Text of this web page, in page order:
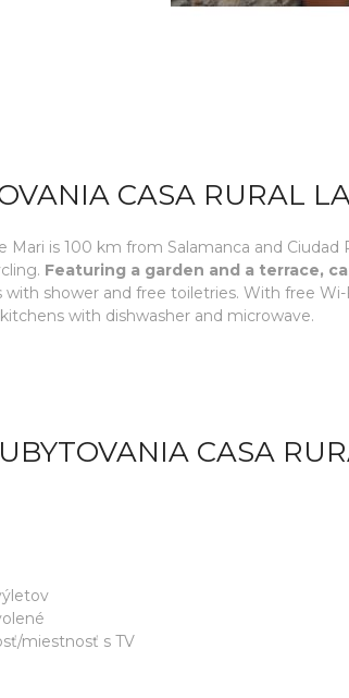
CASA RURAL
Mari is 100 km from Salamanca and
Featuring a garden and a terrace,
shower and free toiletries. With free
with dishwasher and microwave.
CASA
miestnosť s TV